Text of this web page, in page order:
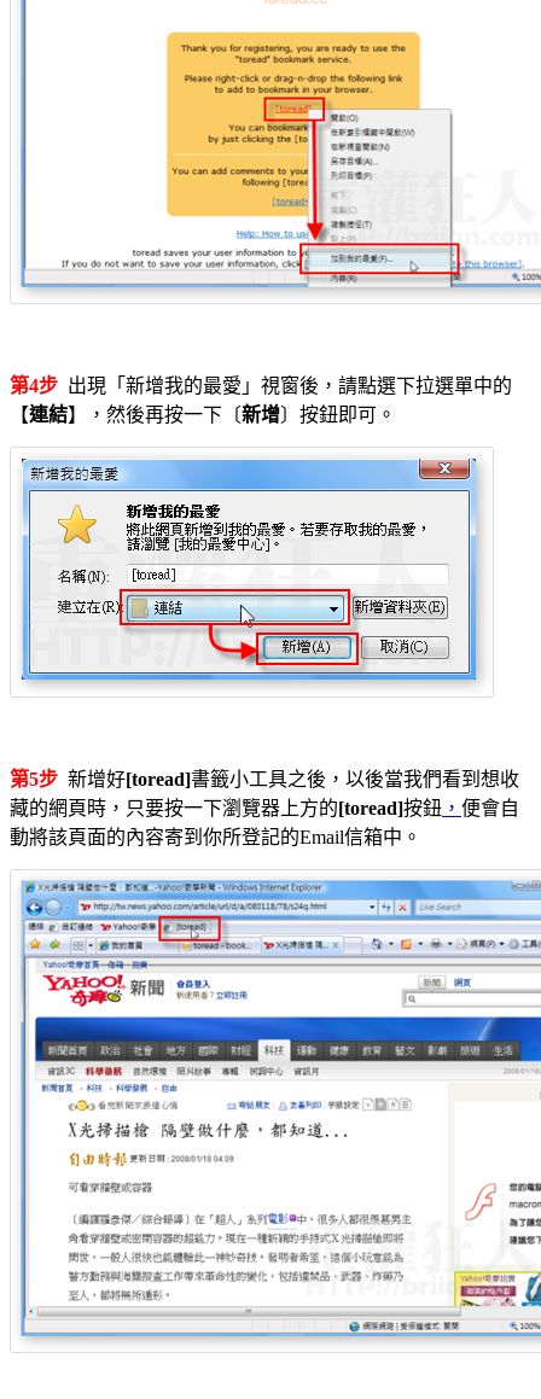
第4步 出現「新增我的最愛」視窗後，請點選下拉選單中的
【連結】，然後再按一下〔新增〕按鈕即可。
第5步 新增好[toread]書籤小工具之後，以後當我們看到想收
藏的網頁時，只要按一下瀏覽器上方的[toread]按鈕 ， 便會自
動將該頁面的內容寄到你所登記的Email信箱中。